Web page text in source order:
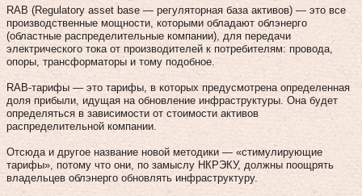
RАВ (Regulatory asset base — регуляторная база активов) — это все
производственные мощности, которыми обладают облэнерго
(областные распределительные компании), для передачи
электрического тока от производителей к потребителям: провода,
опоры, трансформаторы и тому подобное.
RАВ-тарифы — это тарифы, в которых предусмотрена определенная
доля прибыли, идущая на обновление инфраструктуры. Она будет
определяться в зависимости от стоимости активов
распределительной компании.
Отсюда и другое название новой методики — «стимулирующие
тарифы», потому что они, по замыслу НКРЭКУ, должны поощрять
владельцев облэнерго обновлять инфраструктуру.